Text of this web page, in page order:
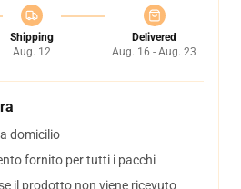
Shipping
Aug. 12
Delivered
Aug. 16 - Aug. 23
domicilio
fornito per tutti i pacchi
il prodotto non viene ricevuto